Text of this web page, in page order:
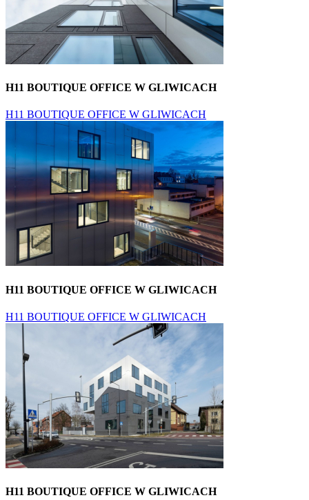
H11 BOUTIQUE OFFICE W GLIWICACH
H11 BOUTIQUE OFFICE W GLIWICACH
H11 BOUTIQUE OFFICE W GLIWICACH
H11 BOUTIQUE OFFICE W GLIWICACH
H11 BOUTIQUE OFFICE W GLIWICACH